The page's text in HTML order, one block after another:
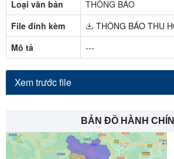
Loại văn bản
THÔNG BÁO
File đính kèm
THÔNG BÁO THU
Mô tả
---
Xem trước file
BẢN ĐỒ HÀNH